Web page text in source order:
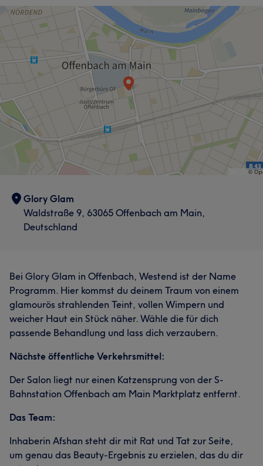
Was unsere Kunden über Afshan sagen
Kompetent 6
Glory Glam
Waldstraße 9, 63065 Offenbach am Main,
Deutschland
Bei Glory Glam in Offenbach, Westend ist der Name
Programm. Hier kommst du deinem Traum von einem
glamourös strahlenden Teint, vollen Wimpern und
weicher Haut ein Stück näher. Wähle die für dich
passende Behandlung und lass dich verzaubern.
Nächste öffentliche Verkehrsmittel:
Der Salon liegt nur einen Katzensprung von der S-
Bahnstation Offenbach am Main Marktplatz entfernt.
Das Team:
Inhaberin Afshan steht dir mit Rat und Tat zur Seite,
um genau das Beauty-Ergebnis zu erzielen, das du dir